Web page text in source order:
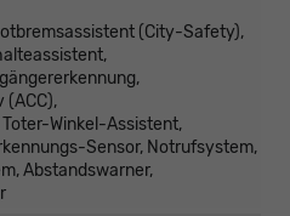
(City-Safety),
(ACC),
Winkel-Assistent,
Sensor, Notrufsystem,
Abstandswarner,